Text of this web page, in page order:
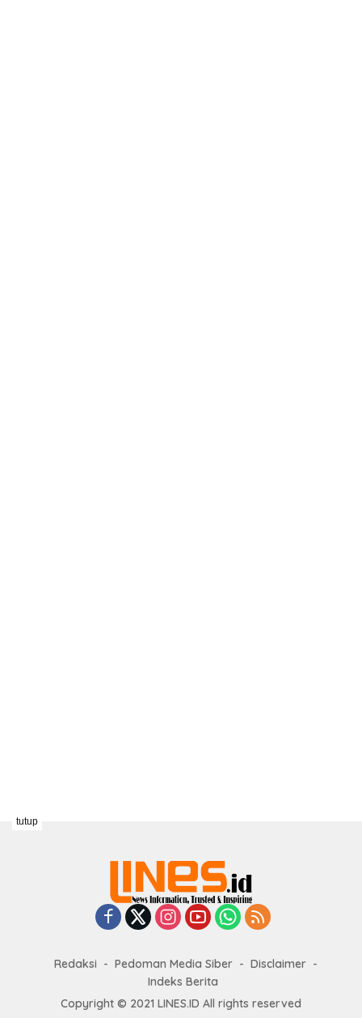
Redaksi Pedoman Media Siber
Disclaimer
Indeks Berita
Copyright © 2021 LINES.ID All rights reserved
tutup